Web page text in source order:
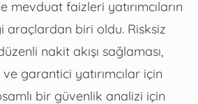
mevduat faizleri yatırımcıların
araçlardan biri oldu. Risksiz
nakit akışı sağlaması,
garantici yatırımcılar için
bir güvenlik analizi için